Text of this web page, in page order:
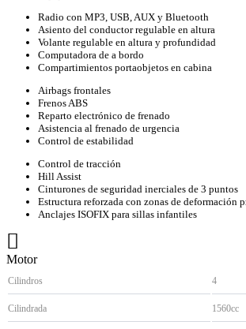
Radio con MP3, USB, AUX y Bluetooth
Asiento del conductor regulable en altura
Volante regulable en altura y profundidad
Computadora de a bordo
Compartimientos portaobjetos en cabina
Airbags frontales
Frenos ABS
Reparto electrónico de frenado
Asistencia al frenado de urgencia
Control de estabilidad
Control de tracción
Hill Assist
Cinturones de seguridad inerciales de 3 puntos
Estructura reforzada con zonas de deformación
Anclajes ISOFIX para sillas infantiles
Motor
Cilindros 4
Cilindrada 1560cc